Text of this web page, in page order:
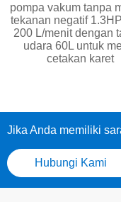
pompa vakum tanpa
tekanan negatif
200 L/menit dengan
udara 60L untuk
cetakan karet
Jika Anda memiliki
Hubungi Kami